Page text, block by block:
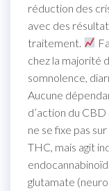
réduction des
avec des
traitement.
chez la majorité
somnolence,
Aucune
d’action du
ne se fixe pas
THC, mais agit
glutamate